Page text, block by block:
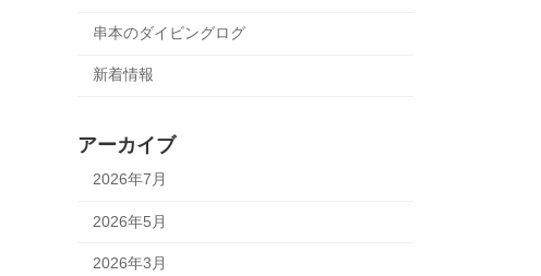
串本のダイビングログ
新着情報
アーカイブ
2026年7月
2026年5月
2026年3月